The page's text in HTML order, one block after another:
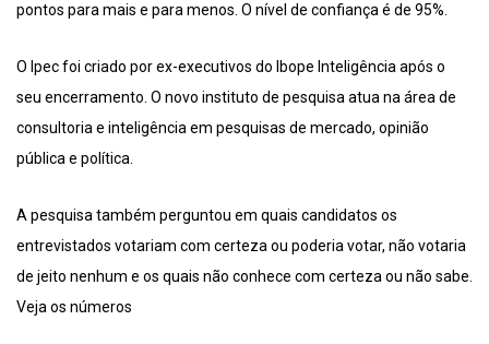
pontos para mais e para menos. O nível de confiança é de 95%.
O Ipec foi criado por ex-executivos do Ibope Inteligência após o
seu encerramento. O novo instituto de pesquisa atua na área de
consultoria e inteligência em pesquisas de mercado, opinião
pública e política.
A pesquisa também perguntou em quais candidatos os
entrevistados votariam com certeza ou poderia votar, não votaria
de jeito nenhum e os quais não conhece com certeza ou não sabe.
Veja os números